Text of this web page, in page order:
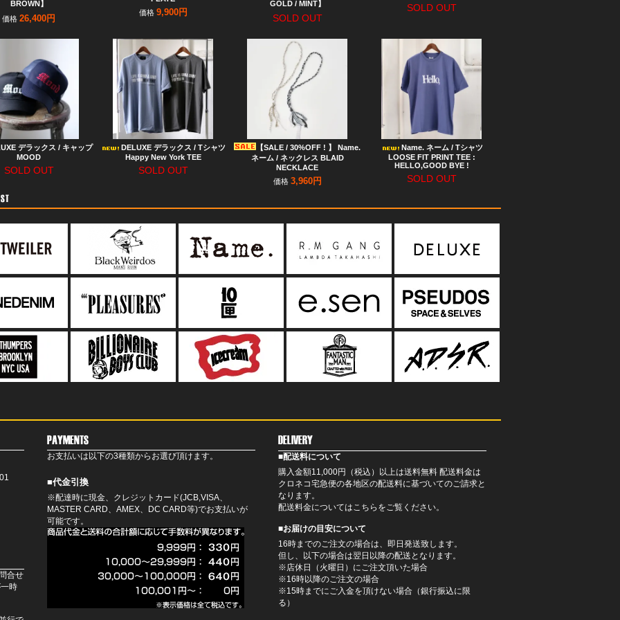
BROWN】
価格 26,400円
価格 9,900円
GOLD / MINT】
SOLD OUT
SOLD OUT
デラックス / キャップ
MOOD
SOLD OUT
DELUXE デラックス / Tシャツ
Happy New York TEE
SOLD OUT
【SALE / 30%OFF ! 】 Name.
ネーム / ネックレス BLAID
NECKLACE
価格 3,960円
Name. ネーム / Tシャツ
LOOSE FIT PRINT TEE :
HELLO,GOOD BYE !
SOLD OUT
合せ
時
お支払いは以下の3種類からお選び頂けます。
■代金引換
※配達時に現金、クレジットカード(JCB,VISA、
MASTER CARD、AMEX、DC CARD等)でお支払いが
可能です。
■配送料について
購入金額11,000円（税込）以上は送料無料 配送料金は
クロネコ宅急便の各地区の配送料に基づいてのご請求と
なります。
配送料金についてはこちら をご覧ください。
■お届けの目安について
16時までのご注文の場合は、即日発送致します。
但し、以下の場合は翌日以降の配送となります。
※店休日（火曜日）にご注文頂いた場合
※16時以降のご注文の場合
※15時までにご入金を頂けない場合（銀行振込に限
る）